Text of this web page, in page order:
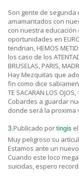
Son gente de
amamantados con
con nuestra
oportunidades en
tendrian, HEMOS
los caso de los
BRUSELAS, PARIS,
Hay Mezquitas que
fin como dice
TE SACARAN LOS
Cobardes a guardar
donde será la proxima
3.Publicado por tingis
Muy peligroso su
Estamos ante un
Cuando este loco
suicidas, espero